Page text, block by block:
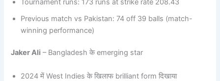
Previous match vs Pakistan: 74 off 39 balls (match-
winning performance)
Jaker Ali – Bangladesh के emerging star
2024 में West Indies के खिलाफ brilliant form दिखाया